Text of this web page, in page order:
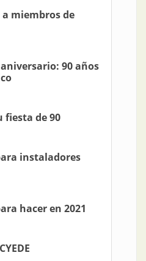
a miembros de
90 años
fiesta de 90
instaladores
hacer en 2021